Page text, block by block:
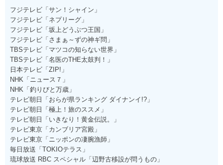
フジテレビ「サン！シャイン」
フジテレビ「ネプリーグ」
フジテレビ「坂上どうぶつ王国」
フジテレビ「さまぁ～ずの神ギ問」
TBSテレビ「マツコの知らない世界」
TBSテレビ「名医のTHE太鼓判！」
日本テレビ「ZIP!」
NHK「ニュース７」
NHK「釣りびと万歳」
テレビ朝日「おらが県ランキング ダイナンイ!?」
テレビ朝日「極上！旅のススメ」
テレビ朝日「いきなり！黄金伝説。」
テレビ東京「カンブリア宮殿」
テレビ東京「ニッポンの凄腕漁師」
毎日放送「TOKIOテラス」
琉球放送 RBC スペシャル「辺野古移設が問うもの」